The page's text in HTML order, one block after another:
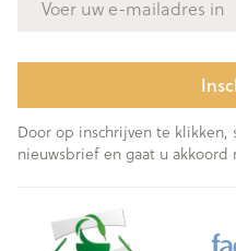
Door op inschrijven te klikken,
nieuwsbrief en gaat u akkoord